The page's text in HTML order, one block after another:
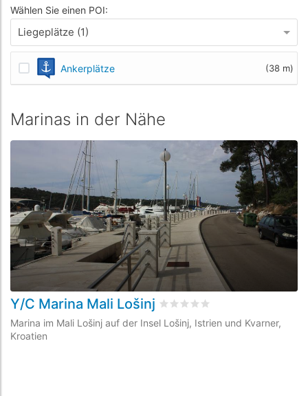
Wählen Sie einen POI:
Liegeplätze (1)
Ankerplätze (38 m)
Marinas in der Nähe
Y/C Marina Mali Lošinj bewertet0
Marina im Mali Lošinj auf der Insel Lošinj, Istrien und Kvarner,
Kroatien